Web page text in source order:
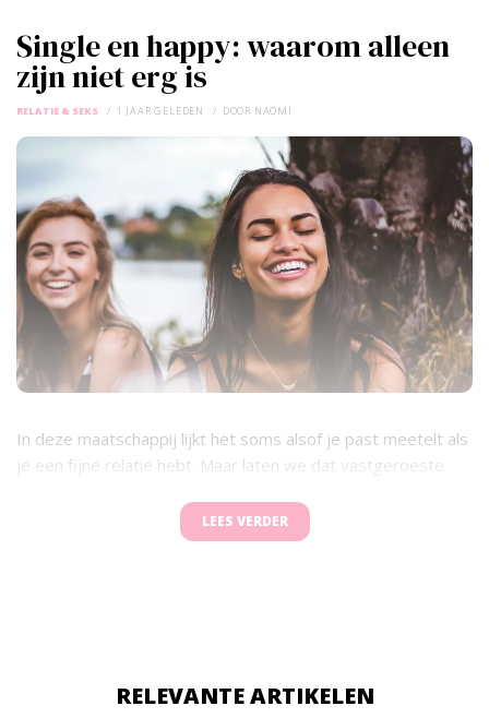
Single en happy: waarom alleen
zijn niet erg is
RELATIE & SEKS 1 JAAR GELEDEN DOOR NAOMI
In deze maatschappij lijkt het soms alsof je past meetelt als
je een fijne relatie hebt. Maar laten we dat vastgeroeste
niet eenzaam, en al helemaal geen tussenfase. Sterker nog:
het kan heel fijn zijn en geeft ruimte tot zelfontwikkeling. Ja,
LEES VERDER
RELEVANTE ARTIKELEN